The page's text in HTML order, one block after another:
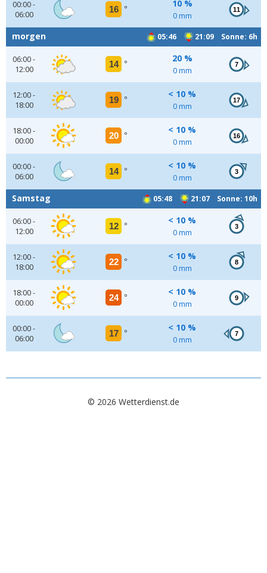
00:00 -
06:00
16 °
10 %
0 mm
11
05:46 21:09 Sonne: 6h
morgen
06:00 -
12:00
14 °
20 %
0 mm
7
12:00 -
18:00
19 °
< 10 %
0 mm
17
18:00 -
00:00
20 °
< 10 %
0 mm
16
00:00 -
06:00
14 °
< 10 %
0 mm
3
05:48 21:07 Sonne: 10h
Samstag
06:00 -
12:00
12 °
< 10 %
0 mm
3
12:00 -
18:00
22 °
< 10 %
0 mm
8
18:00 -
00:00
24 °
< 10 %
0 mm
9
00:00 -
06:00
17 °
< 10 %
0 mm
7
© 2026 Wetterdienst.de